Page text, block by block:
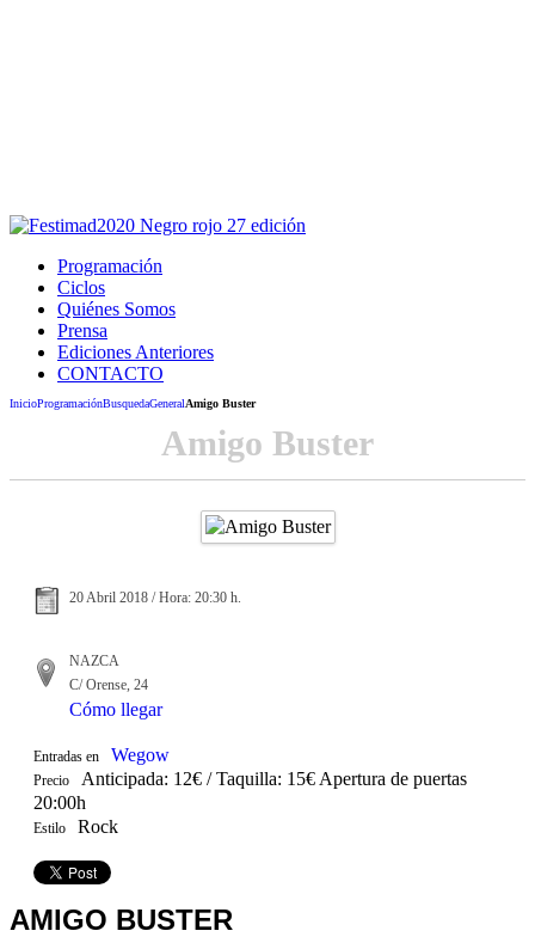
Programación
Ciclos
Quiénes Somos
Prensa
Ediciones Anteriores
CONTACTO
InicioProgramaciónBusquedaGeneralAmigo Buster
Amigo Buster
20 Abril 2018 / Hora: 20:30 h.
NAZCA
C/ Orense, 24
Cómo llegar
Entradas en Wegow
Precio
Anticipada: 12€ / Taquilla: 15€ Apertura de puertas
20:00h
Estilo Rock
AMIGO BUSTER